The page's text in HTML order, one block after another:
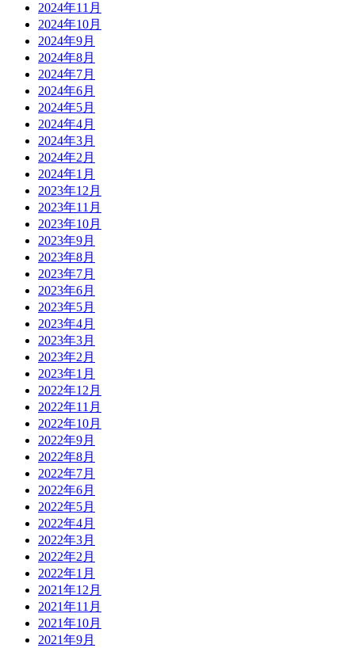
2024年11月
2024年10月
2024年9月
2024年8月
2024年7月
2024年6月
2024年5月
2024年4月
2024年3月
2024年2月
2024年1月
2023年12月
2023年11月
2023年10月
2023年9月
2023年8月
2023年7月
2023年6月
2023年5月
2023年4月
2023年3月
2023年2月
2023年1月
2022年12月
2022年11月
2022年10月
2022年9月
2022年8月
2022年7月
2022年6月
2022年5月
2022年4月
2022年3月
2022年2月
2022年1月
2021年12月
2021年11月
2021年10月
2021年9月